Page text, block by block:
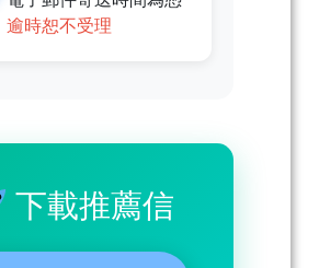
逾時恕不受理
下載推薦信